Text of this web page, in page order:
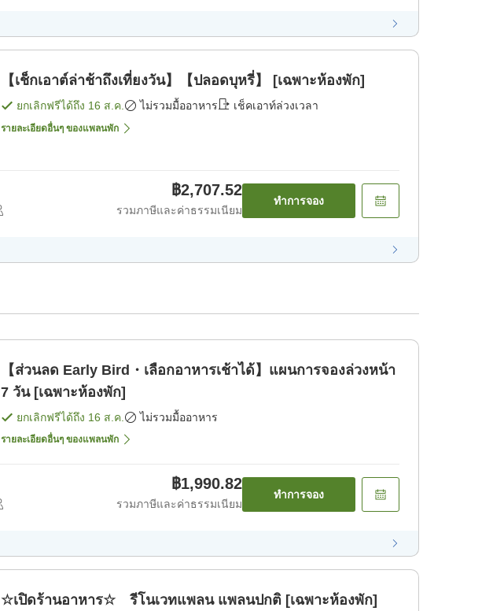
【เช็กเอาต์ล่าช้าถึงเที่ยงวัน】【ปลอดบุหรี่】 [เฉพาะห้องพัก]
ยกเลิกฟรีได้ถึง 16 ส.ค. ไม่รวมมื้ออาหาร เช็คเอาท์ล่วงเวลา
รายละเอียดอื่นๆ ของแพลนพัก
฿2,707.52
รวมภาษีและค่าธรรมเนียม
ทำการจอง
【ส่วนลด Early Bird・เลือกอาหารเช้าได้】แผนการจองล่วงหน้า
7 วัน [เฉพาะห้องพัก]
ยกเลิกฟรีได้ถึง 16 ส.ค. ไม่รวมมื้ออาหาร
รายละเอียดอื่นๆ ของแพลนพัก
฿1,990.82
รวมภาษีและค่าธรรมเนียม
ทำการจอง
☆เปิดร้านอาหาร☆ รีโนเวทแพลน แพลนปกติ [เฉพาะห้องพัก]